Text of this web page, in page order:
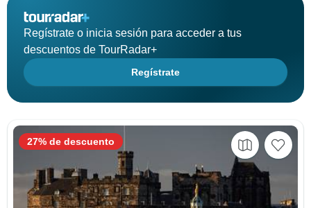
Regístrate o inicia sesión para acceder a tus
descuentos de TourRadar+
Regístrate
27% de descuento